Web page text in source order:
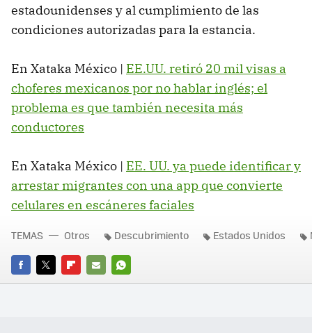
estadounidenses y al cumplimiento de las
condiciones autorizadas para la estancia.
En Xataka México | EE.UU. retiró 20 mil visas a
choferes mexicanos por no hablar inglés; el
problema es que también necesita más
conductores
En Xataka México | EE. UU. ya puede identificar y
arrestar migrantes con una app que convierte
celulares en escáneres faciales
FACEBOOK
TWITTERFLIPBOARD
E-
WHATSAPP
TEMAS Otros Descubrimiento Estados Unidos